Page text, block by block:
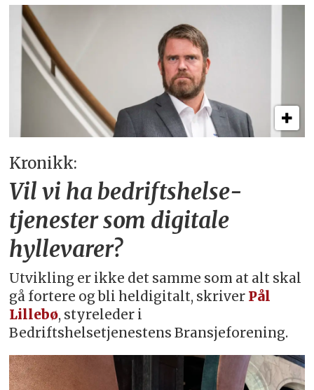
Kronikk:
Vil vi ha bedriftshelse­
tjenester som digitale
hyllevarer?
Utvikling er ikke det samme som at alt skal
gå fortere og bli heldigitalt, skriver Pål
Lillebø, styreleder i
Bedriftshelsetjenestens Bransjeforening.